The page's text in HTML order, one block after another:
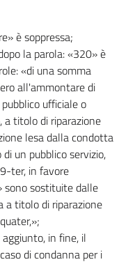
è soppressa;
la parola: «320» è
«di una somma
all'ammontare di
ufficiale o
a titolo di riparazione
lesa dalla condotta
un pubblico servizio,
ter, in favore
sono sostituite dalle
a titolo di riparazione
in fine, il
di condanna per i